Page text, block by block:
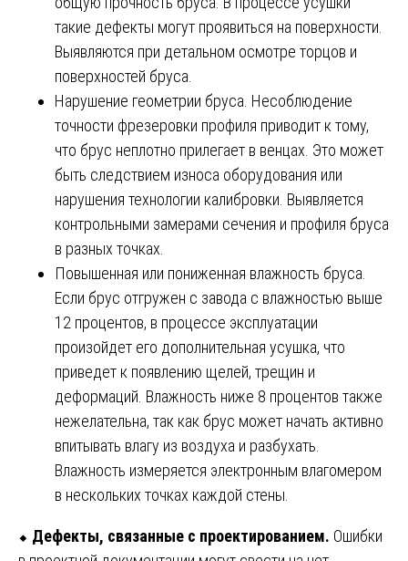
такие дефекты могут проявиться на поверхности.
Выявляются при детальном осмотре торцов и
поверхностей бруса.
Нарушение геометрии бруса. Несоблюдение
точности фрезеровки профиля приводит к тому,
что брус неплотно прилегает в венцах. Это может
быть следствием износа оборудования или
нарушения технологии калибровки. Выявляется
контрольными замерами сечения и профиля бруса
в разных точках.
Повышенная или пониженная влажность бруса.
Если брус отгружен с завода с влажностью выше
12 процентов, в процессе эксплуатации
произойдет его дополнительная усушка, что
приведет к появлению щелей, трещин и
деформаций. Влажность ниже 8 процентов также
нежелательна, так как брус может начать активно
впитывать влагу из воздуха и разбухать.
Влажность измеряется электронным влагомером
в нескольких точках каждой стены.
⬥ Дефекты, связанные с проектированием. Ошибки